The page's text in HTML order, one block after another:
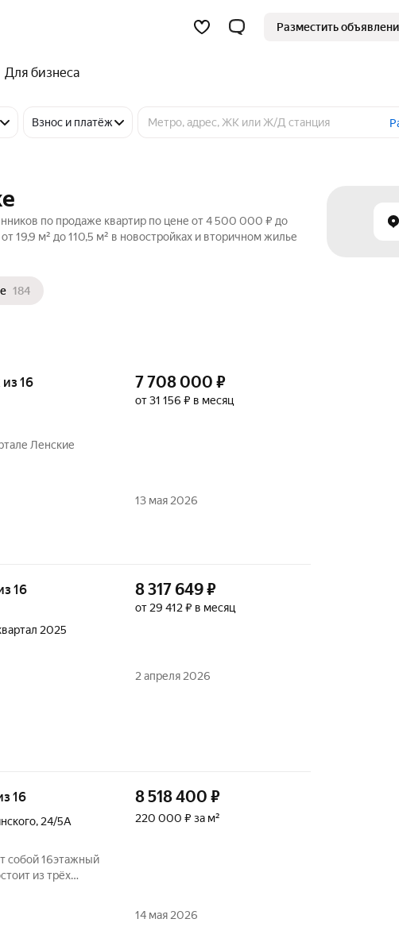
Разместить
Для бизнеса
Взнос и платёж
по продаже квартир по цене от 4 500 000 ₽ до
м² до 110,5 м² в новостройках и вторичном жилье
184
из 16
Ленские
7 708 000 ₽
от 31 156 ₽ в месяц
13 мая 2026
16
2025
8 317 649₽
от 29 412 ₽ в месяц
2 апреля 2026
16
, 24/5А
собой 16этажный
из трёх
484 квартиры: на
8 518 400 ₽
220 000 ₽ за м²
14 мая 2026